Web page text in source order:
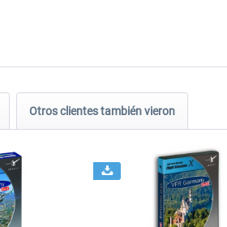
Otros clientes también vieron